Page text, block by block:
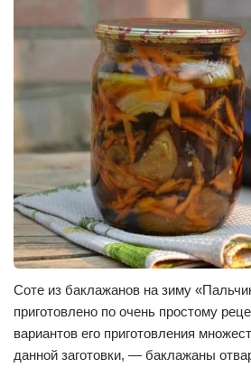
Соте из баклажанов на зиму
приготовлено по очень простому
вариантов его приготовления
данной заготовки, — баклажаны